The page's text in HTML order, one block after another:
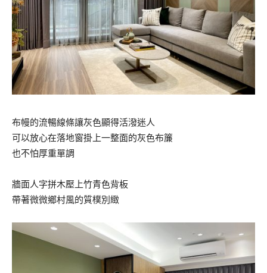
布幔的流暢線條讓灰色顯得活潑迷人
可以放心在落地窗掛上一整面的灰色布簾
也不怕厚重單調
牆面人字拼木壓上竹青色背板
帶著微微鄉村風的質樸別緻